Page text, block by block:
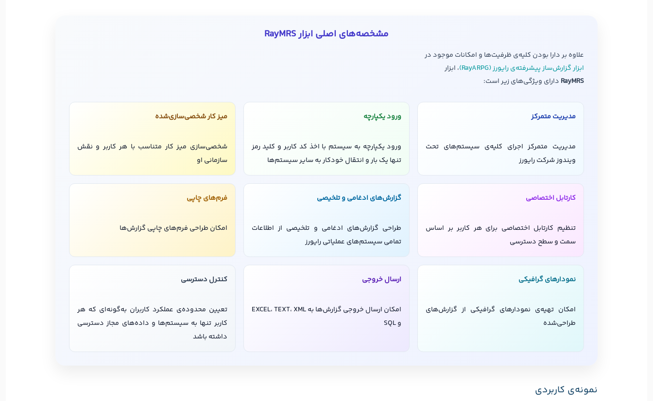
مشخصه‌های اصلی ابزار RayMRS
علاوه بر دارا بودن کلیه‌ی ظرفیت‌ها و امکانات موجود در
ابزار گزارش‌ساز پیشرفته‌ی رایورز (RayARPG)
، ابزار
RayMRS دارای ویژگی‌های زیر است:
مدیریت متمرکز
مدیریت متمرکز اجرای کلیه‌ی سیستم‌های تحت
ویندوز شرکت رايورز
ورود یکپارچه
ورود یکپارچه به سیستم با اخذ کد کاربر و کلید رمز
تنها یک بار و انتقال خودکار به سایر سیستم‌ها
میز کار شخصی‌سازی‌شده
شخصی‌سازی میز کار متناسب با هر کاربر و نقش
سازمانی او
کارتابل اختصاصی
تنظیم کارتابل اختصاصی برای هر کاربر بر اساس
سمت و سطح دسترسی
گزارش‌های ادغامی و تلخیصی
طراحی گزارش‌های ادغامی و تلخیصی از اطلاعات
تمامی سیستم‌های عملیاتی رايورز
فرم‌های چاپی
امکان طراحی فرم‌های چاپی گزارش‌ها
نمودارهای گرافیکی
امکان تهیه‌ی نمودارهای گرافیکی از گزارش‌های
طراحی‌شده
ارسال خروجی
امکان ارسال خروجی گزارش‌ها به EXCEL، TEXT، XML
و SQL
کنترل دسترسی
تعیین محدوده‌ی عملکرد کاربران به‌گونه‌ای که هر
کاربر تنها به سیستم‌ها و داده‌های مجاز دسترسی
داشته باشد
نمونه‌ی کاربردی